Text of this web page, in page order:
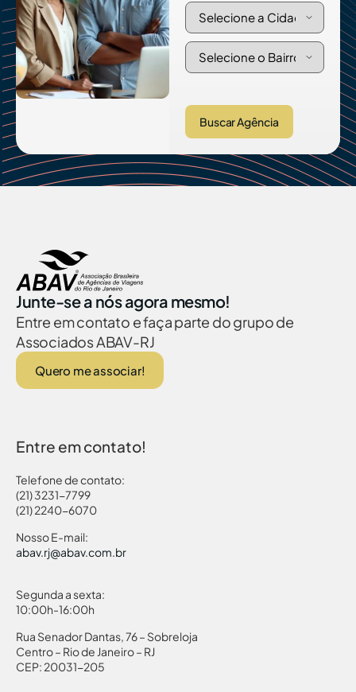
Buscar Agência
Junte-se a nós agora mesmo!
Entre em contato e faça parte do grupo de
Associados ABAV-RJ
Quero me associar!
Entre em contato!
Telefone de contato:
(21) 3231-7799
(21) 2240-6070
Nosso E-mail:
abav.rj@abav.com.br
Segunda a sexta:
10:00h-16:00h
Rua Senador Dantas, 76 – Sobreloja
Centro – Rio de Janeiro – RJ
CEP: 20031-205